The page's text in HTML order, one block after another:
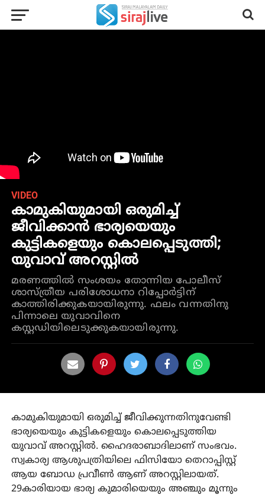
VIDEO
കാമുകിയുമായി ഒരുമിച്ച്
ജീവിക്കാന്‍ ഭാര്യയെയും
കുട്ടികളെയും കൊലപ്പെടുത്തി;
യുവാവ് അറസ്റ്റില്‍
മരണത്തില്‍ സംശയം തോന്നിയ പോലീസ്
ശാസ്ത്രീയ പരിശോധനാ റിപ്പോര്‍ട്ടിന്
കാത്തിരിക്കുകയായിരുന്നു. ഫലം വന്നതിനു
പിന്നാലെ യുവാവിനെ
കസ്റ്റഡിയിലെടുക്കുകയായിരുന്നു.
കാമുകിയുമായി ഒരുമിച്ച് ജീവിക്കുന്നതിനുവേണ്ടി
ഭാര്യയെയും കുട്ടികളെയും കൊലപ്പെടുത്തിയ
യുവാവ് അറസ്റ്റില്‍. ഹൈദരാബാദിലാണ് സംഭവം.
സ്വകാര്യ ആശുപത്രിയിലെ ഫിസിയോ തെറാപ്പിസ്റ്റ്
ആയ ബോഡ പ്രവീണ്‍ ആണ് അറസ്റ്റിലായത്.
29കാരിയായ ഭാര്യ കുമാരിയെയും അഞ്ചും മൂന്നും